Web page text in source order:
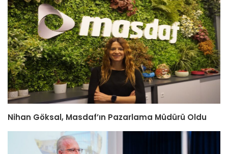
Nihan Göksal, Masdaf’ın Pazarlama Müdürü Oldu